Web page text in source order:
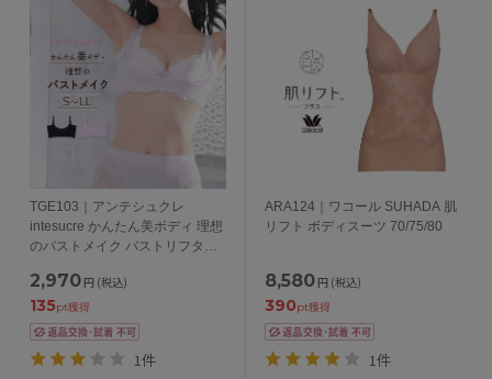
TGE103｜アンテシュクレ
intesucre かんたん美ボディ 理想
のバストメイク バストリフター
2,970 円 (税込)
135pt獲得
1件
ARA124｜ワコール SUHADA 肌
リフト ボディスーツ 70/75/80
8,580 円 (税込)
390pt獲得
1件